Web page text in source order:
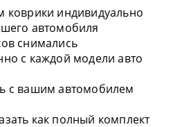
коврики индивидуально
автомобиля
снимались
с каждой модели авто
с вашим автомобилем
как полный комплект